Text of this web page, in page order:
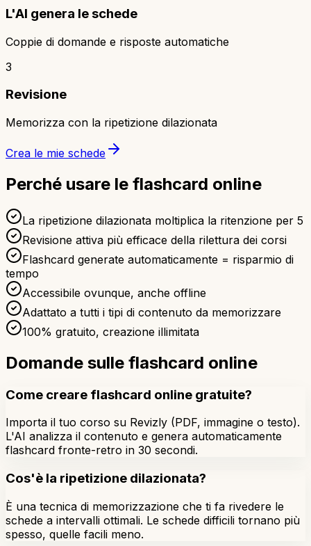
L'AI genera le schede
Coppie di domande e risposte automatiche
3
Revisione
Memorizza con la ripetizione dilazionata
Crea le mie schede
Perché usare le flashcard online
La ripetizione dilazionata moltiplica la ritenzione per 5
Revisione attiva più efficace della rilettura dei corsi
Flashcard generate automaticamente = risparmio di
tempo
Accessibile ovunque, anche offline
Adattato a tutti i tipi di contenuto da memorizzare
100% gratuito, creazione illimitata
Domande sulle flashcard online
Come creare flashcard online gratuite?
Importa il tuo corso su Revizly (PDF, immagine o testo).
L'AI analizza il contenuto e genera automaticamente
flashcard fronte-retro in 30 secondi.
Cos'è la ripetizione dilazionata?
È una tecnica di memorizzazione che ti fa rivedere le
schede a intervalli ottimali. Le schede difficili tornano più
spesso, quelle facili meno.